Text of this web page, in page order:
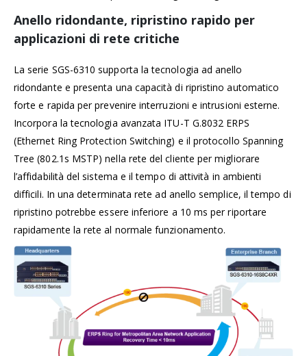
Anello ridondante, ripristino rapido per
applicazioni di rete critiche
La serie SGS-6310 supporta la tecnologia ad anello
ridondante e presenta una capacità di ripristino automatico
forte e rapida per prevenire interruzioni e intrusioni esterne.
Incorpora la tecnologia avanzata ITU-T G.8032 ERPS
(Ethernet Ring Protection Switching) e il protocollo Spanning
Tree (802.1s MSTP) nella rete del cliente per migliorare
l’affidabilità del sistema e il tempo di attività in ambienti
difficili. In una determinata rete ad anello semplice, il tempo di
ripristino potrebbe essere inferiore a 10 ms per riportare
rapidamente la rete al normale funzionamento.